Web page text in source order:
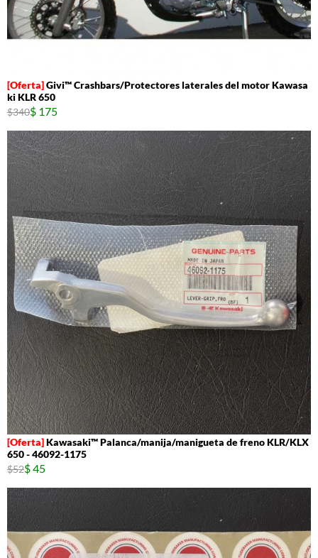
Givi™ Crashbars/Protectores laterales del motor Kawasa
ki KLR 650
$340$ 175
Kawasaki™ Palanca/manija/manigueta de freno KLR/KLX
650 - 46092-1175
$52$ 45